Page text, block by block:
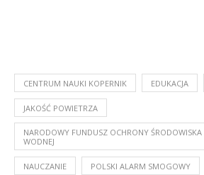
CENTRUM NAUKI KOPERNIK EDUKACJA
JAKOŚĆ POWIETRZA
NARODOWY FUNDUSZ OCHRONY
WODNEJ
NAUCZANIE POLSKI ALARM SMOGOWY